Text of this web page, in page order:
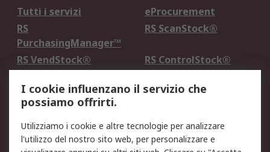
Tutti i servizi
eProcurement
RS
PurchasingManager™
RS ScanStock®
RS VendStock®
RS ControlStock®
Legale
Informativa Cookie
Informativa Privacy -
Aggiornata
I cookie influenzano il servizio che
possiamo offrirti.
Utilizziamo i cookie e altre tecnologie per analizzare
l'utilizzo del nostro sito web, per personalizzare e